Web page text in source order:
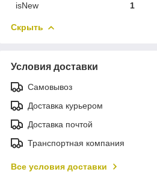
isNew
1
Скрыть
Условия доставки
Самовывоз
Доставка курьером
Доставка почтой
Транспортная компания
Все условия доставки